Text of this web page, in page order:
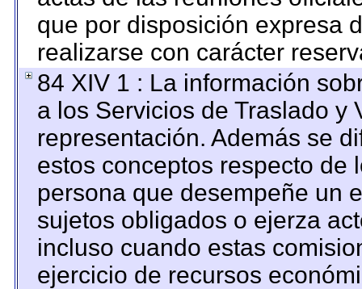
que por disposición expresa
realizarse con carácter
84 XIV 1 : La información
a los Servicios de Traslado y
representación. Además se
estos conceptos respecto de
persona que desempeñe un
sujetos obligados o ejerza
incluso cuando estas
ejercicio de recursos